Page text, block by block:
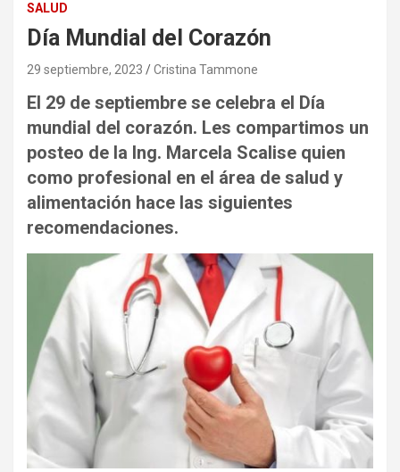
SALUD
Día Mundial del Corazón
29 septiembre, 2023 Cristina Tammone
El 29 de septiembre se celebra el Día
mundial del corazón. Les compartimos un
posteo de la Ing. Marcela Scalise quien
como profesional en el área de salud y
alimentación hace las siguientes
recomendaciones.